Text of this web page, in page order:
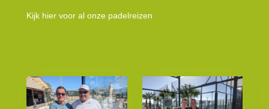
Kijk hier voor al onze padelreizen